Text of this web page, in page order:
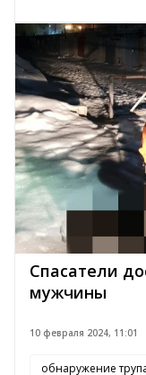
Спасатели
мужчины
10 февраля 2024, 11:01
обнаружение